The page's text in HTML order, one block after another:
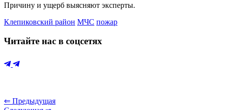
Причину и ущерб выясняют эксперты.
Клепиковский район МЧС пожар
Читайте нас в соцсетях
⇐ Предыдущая